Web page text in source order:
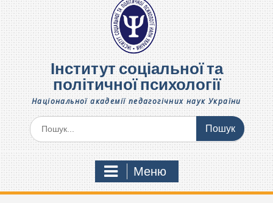
Інститут соціальної та
політичної психології
Національної академії педагогічних наук України
Шукати:
Меню